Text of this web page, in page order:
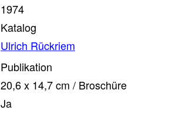
1974
Katalog
Ulrich Rückriem
Publikation
20,6 x 14,7 cm / Broschüre
Ja